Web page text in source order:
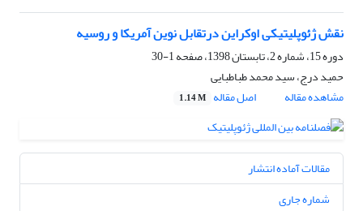
نقش ژئوپلیتیکی اوکراین درتقابل نوین آمریکا و روسیه
دوره 15، شماره 2، تابستان 1398، صفحه
1-30
حمید درج، سید محمد طباطبایی
مشاهده مقاله
اصل مقاله 1.14 M
مقالات آماده انتشار
شماره جاری